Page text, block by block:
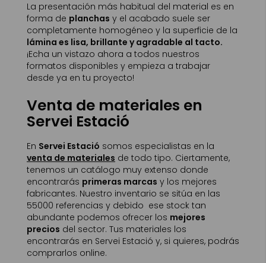
La presentación más habitual del material es en
forma de planchas y el acabado suele ser
completamente homogéneo y la superficie de la
lámina es lisa, brillante y agradable al tacto.
¡Echa un vistazo ahora a todos nuestros
formatos disponibles y empieza a trabajar
desde ya en tu proyecto!
Venta de materiales en
Servei Estació
En Servei Estació somos especialistas en la
venta de materiales de todo tipo. Ciertamente,
tenemos un catálogo muy extenso donde
encontrarás primeras marcas y los mejores
fabricantes. Nuestro inventario se sitúa en las
55000 referencias y debido ese stock tan
abundante podemos ofrecer los mejores
precios del sector. Tus materiales los
encontrarás en Servei Estació y, si quieres, podrás
comprarlos online.